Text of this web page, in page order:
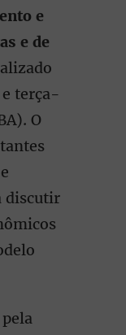
e
e de
terça-
O
discutir